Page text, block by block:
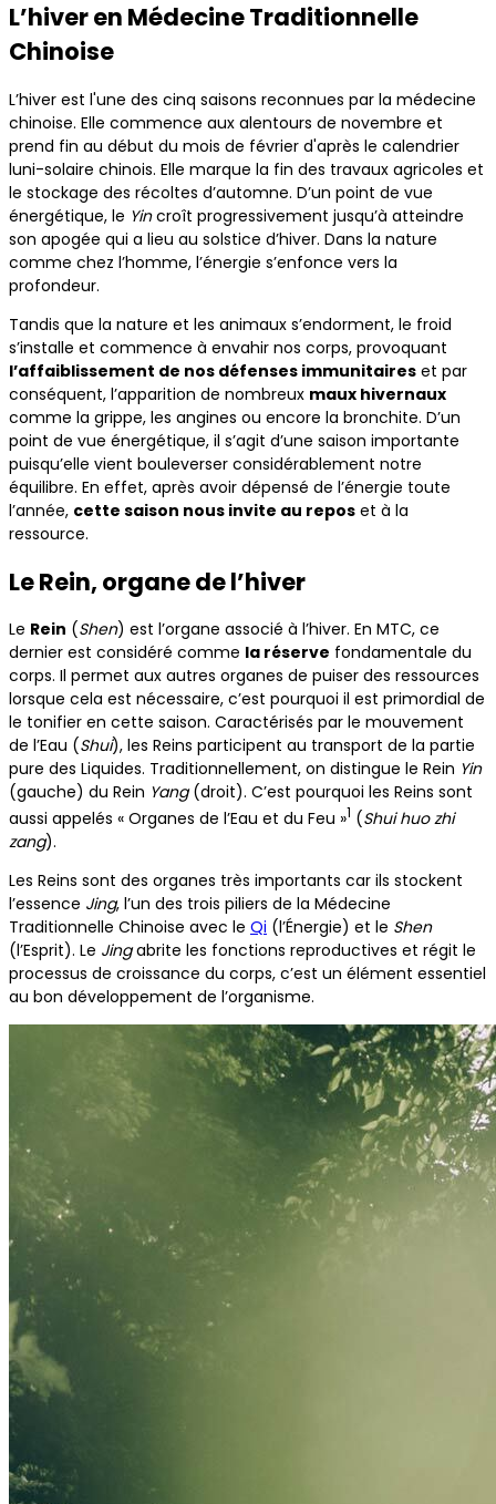
L’hiver en Médecine Traditionnelle
Chinoise
L’hiver est l'une des cinq saisons reconnues par la médecine
chinoise. Elle commence aux alentours de novembre et
prend fin au début du mois de février d'après le calendrier
luni-solaire chinois. Elle marque la fin des travaux agricoles et
le stockage des récoltes d’automne. D’un point de vue
énergétique, le Yincroît progressivement jusqu’à atteindre
son apogée qui a lieu au solstice d’hiver. Dans la nature
comme chez l’homme, l’énergie s’enfonce vers la
profondeur.
Tandis que la nature et les animaux s’endorment, le froid
s’installe et commence à envahir nos corps, provoquant
l’affaiblissement de nos défenses immunitaires et par
conséquent, l’apparition de nombreux maux hivernaux
comme la grippe, les angines ou encore la bronchite. D’un
point de vue énergétique, il s’agit d’une saison importante
puisqu’elle vient bouleverser considérablement notre
équilibre. En effet, après avoir dépensé de l’énergie toute
l’année, cette saison nous invite au repos et à la
ressource.
Le Rein, organe de l’hiver
Le Rein (Shen) est l’organe associé à l’hiver. En MTC, ce
dernier est considéré comme la réserve fondamentale du
corps. Il permet aux autres organes de puiser des ressources
lorsque cela est nécessaire, c’est pourquoi il est primordial de
le tonifier en cette saison. Caractérisés par le mouvement
de l’Eau (Shui), les Reins participent au transport de la partie
pure des Liquides. Traditionnellement, on distingue le Rein Yin
(gauche) du Rein Yang(droit). C’est pourquoi les Reins sont
aussi appelés « Organes de l’Eau et du Feu »1 (Shui huo zhi
zang).
Les Reins sont des organes très importants car ils stockent
l’essence Jing, l’un des trois piliers de la Médecine
Traditionnelle Chinoise avec le Qi (l’Énergie) et le Shen
(l’Esprit). Le Jingabrite les fonctions reproductives et régit le
processus de croissance du corps, c’est un élément essentiel
au bon développement de l’organisme.